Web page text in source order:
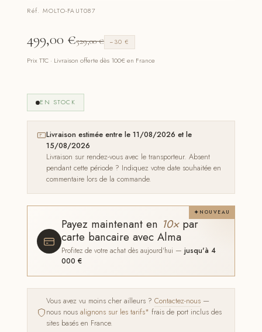
Réf. MOLTO-FAUT087
499,00 €529,00€ −30 €
Prix TTC · Livraison offerte dès 100€ en France
EN STOCK
Livraison estimée entre le 11/08/2026 et le
15/08/2026
Livraison sur rendez-vous avec le transporteur. Absent
pendant cette période ? Indiquez votre date souhaitée en
commentaire lors de la commande.
NOUVEAU
Payez maintenant en 10×par
carte bancaire avec Alma
Profitez de votre achat dès aujourd'hui —jusqu'à 4
000 €
Vous avez vu moins cher ailleurs ?Contactez-nous —
nous nousalignons sur les tarifs* frais de port inclus des
sites basés en France.